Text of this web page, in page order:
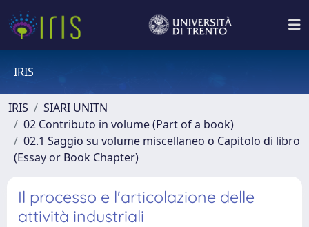
IRIS
IRIS
SIARI UNITN
02 Contributo in volume (Part of a book)
02.1 Saggio su volume miscellaneo o Capitolo di libro
(Essay or Book Chapter)
Il processo e l'articolazione delle
attività industriali